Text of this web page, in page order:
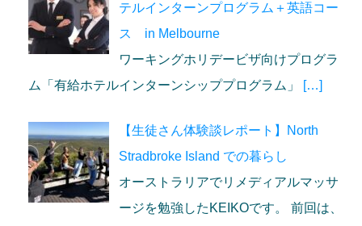
テルインターンプログラム＋英語コー
ス in Melbourne
ワーキングホリデービザ向けプログラ
ム「有給ホテルインターンシッププログラム」
[…]
【生徒さん体験談レポート】North
Stradbroke Island での暮らし
オーストラリアでリメディアルマッサ
ージを勉強したKEIKOです。 前回は、